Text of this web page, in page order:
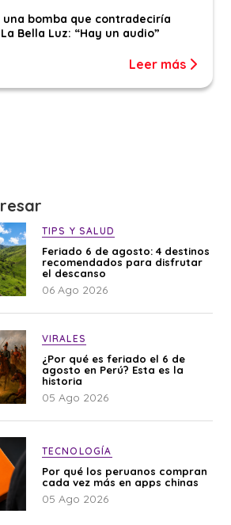
una bomba que contradeciría
Bella Luz: “Hay un audio”
Leer más
TIPS Y SALUD
Feriado 6 de agosto: 4 destinos
recomendados para disfrutar
el descanso
06 Ago 2026
VIRALES
¿Por qué es feriado el 6 de
agosto en Perú? Esta es la
historia
05 Ago 2026
TECNOLOGÍA
Por qué los peruanos compran
cada vez más en apps chinas
05 Ago 2026